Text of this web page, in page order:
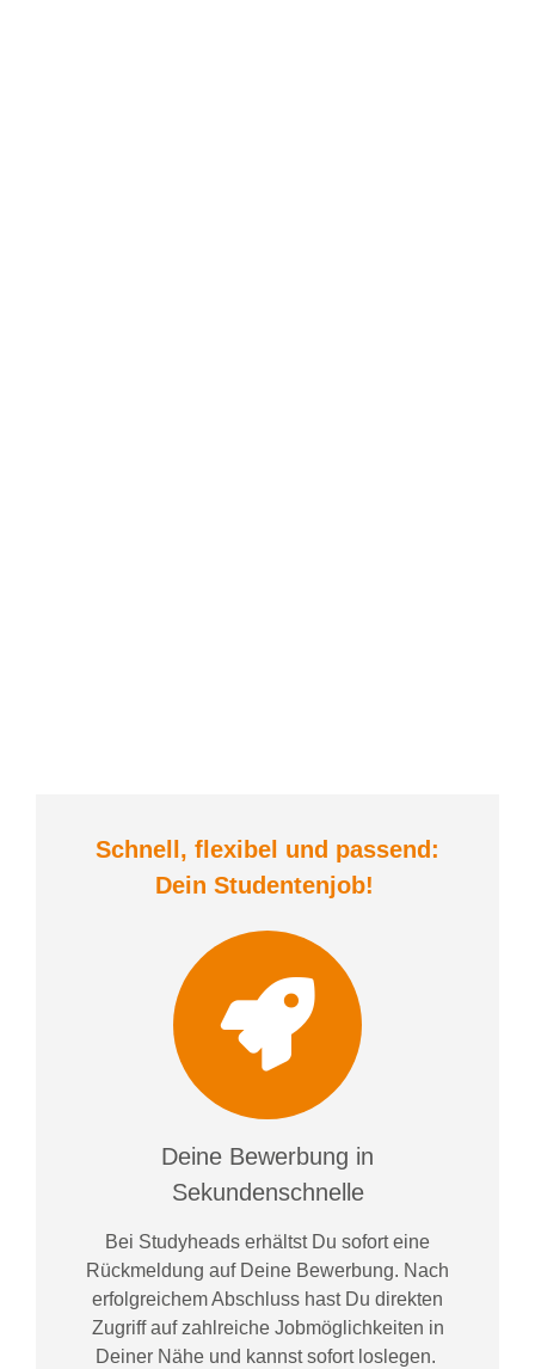
Schnell, flexibel und passend:
Dein Studentenjob!
Deine Bewerbung in
Sekundenschnelle
Bei Studyheads erhältst Du sofort eine
Rückmeldung auf Deine Bewerbung. Nach
erfolgreichem Abschluss hast Du direkten
Zugriff auf zahlreiche Jobmöglichkeiten in
Deiner Nähe und kannst sofort loslegen.